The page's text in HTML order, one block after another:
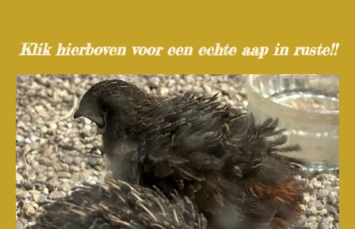
Klik hierboven voor een echte aap in ruste!!